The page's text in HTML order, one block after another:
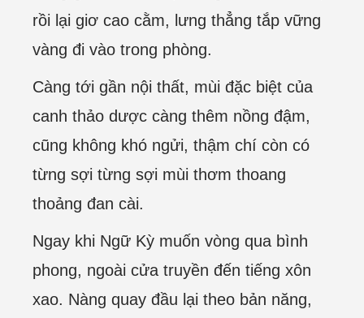
rồi lại giơ cao cằm, lưng thẳng tắp vững
vàng đi vào trong phòng.
Càng tới gần nội thất, mùi đặc biệt của
canh thảo dược càng thêm nồng đậm,
cũng không khó ngửi, thậm chí còn có
từng sợi từng sợi mùi thơm thoang
thoảng đan cài.
Ngay khi Ngữ Kỳ muốn vòng qua bình
phong, ngoài cửa truyền đến tiếng xôn
xao. Nàng quay đầu lại theo bản năng,